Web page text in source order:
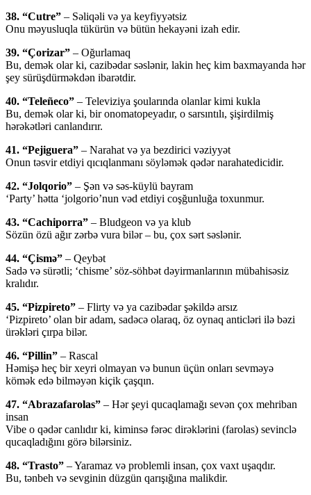
38. “Cutre” – Səliqəli və ya keyfiyyətsiz
Onu məyusluqla tükürün və bütün hekayəni izah edir.
39. “Çorizar” – Oğurlamaq
Bu, demək olar ki, cazibədar səslənir, lakin heç kim baxmayanda hər
şey sürüşdürməkdən ibarətdir.
40. “Teleñeco” – Televiziya şoularında olanlar kimi kukla
Bu, demək olar ki, bir onomatopeyadır, o sarsıntılı, şişirdilmiş
hərəkətləri canlandırır.
41. “Pejiguera” – Narahat və ya bezdirici vəziyyət
Onun təsvir etdiyi qıcıqlanmanı söyləmək qədər narahatedicidir.
42. “Jolqorio” – Şən və səs-küylü bayram
‘Party’ hətta ‘jolgorio’nun vəd etdiyi coşğunluğa toxunmur.
43. “Cachiporra” – Bludgeon və ya klub
Sözün özü ağır zərbə vura bilər – bu, çox sərt səslənir.
44. “Çismə” – Qeybət
Sadə və sürətli; ‘chisme’ söz-söhbət dəyirmanlarının mübahisəsiz
kralıdır.
45. “Pizpireto” – Flirty və ya cazibədar şəkildə arsız
‘Pizpireto’ olan bir adam, sadəcə olaraq, öz oynaq anticləri ilə bəzi
ürəkləri çırpa bilər.
46. ​​“Pillin” – Rascal
Həmişə heç bir xeyri olmayan və bunun üçün onları sevməyə
kömək edə bilməyən kiçik çaşqın.
47. “Abrazafarolas” – Hər şeyi qucaqlamağı sevən çox mehriban
insan
Vibe o qədər canlıdır ki, kiminsə fərəc dirəklərini (farolas) sevinclə
qucaqladığını görə bilərsiniz.
48. “Trasto” – Yaramaz və problemli insan, çox vaxt uşaqdır.
Bu, tənbeh və sevginin düzgün qarışığına malikdir.